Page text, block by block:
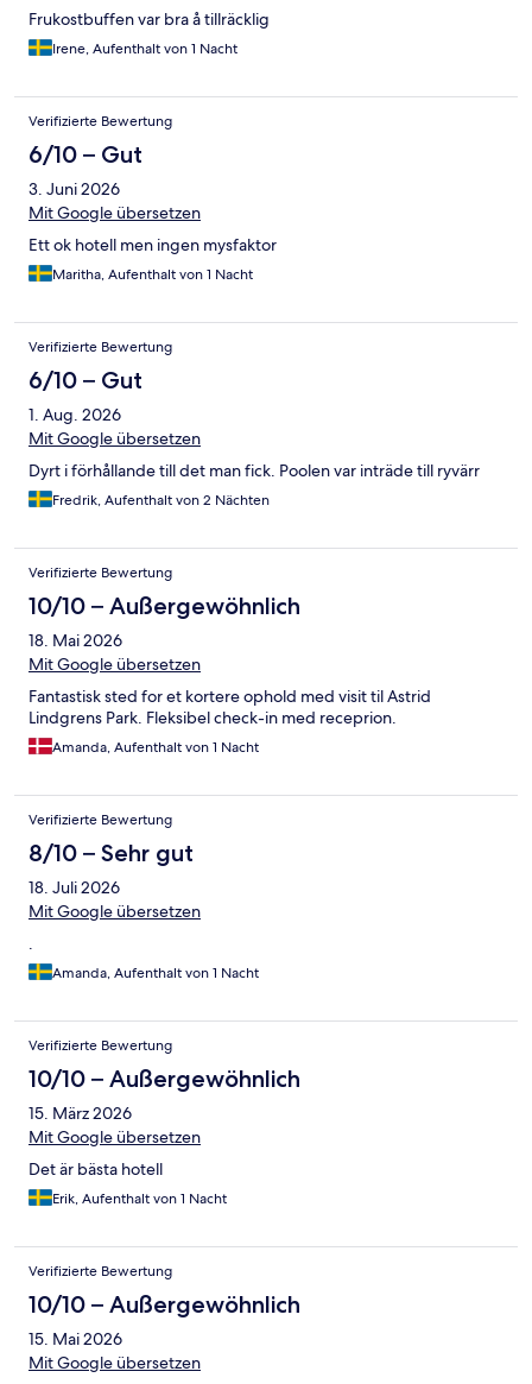
Frukostbuffen var bra å tillräcklig
Irene, Aufenthalt von 1 Nacht
Verifizierte Bewertung
6/10 – Gut
3. Juni 2026
Mit Google übersetzen
Ett ok hotell men ingen mysfaktor
Maritha, Aufenthalt von 1 Nacht
Verifizierte Bewertung
6/10 – Gut
1. Aug. 2026
Mit Google übersetzen
Dyrt i förhållande till det man fick. Poolen var inträde till ryvärr
Fredrik, Aufenthalt von 2 Nächten
Verifizierte Bewertung
10/10 – Außergewöhnlich
18. Mai 2026
Mit Google übersetzen
Fantastisk sted for et kortere ophold med visit til Astrid
Lindgrens Park. Fleksibel check-in med receprion.
Amanda, Aufenthalt von 1 Nacht
Verifizierte Bewertung
8/10 – Sehr gut
18. Juli 2026
Mit Google übersetzen
.
Amanda, Aufenthalt von 1 Nacht
Verifizierte Bewertung
10/10 – Außergewöhnlich
15. März 2026
Mit Google übersetzen
Det är bästa hotell
Erik, Aufenthalt von 1 Nacht
Verifizierte Bewertung
10/10 – Außergewöhnlich
15. Mai 2026
Mit Google übersetzen